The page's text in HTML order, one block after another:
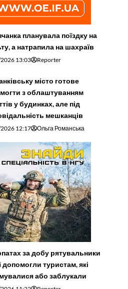
планувала поїздку на
а натрапила на шахраїв
13:03 Reporter
місто готове
з облаштуванням
у будинках, але під
мешканців
12:17 Ольга Романська
за добу рятувальники
допомогли туристам, які
або заблукали